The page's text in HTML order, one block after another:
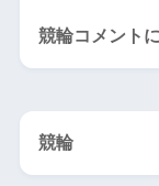
競輪コメント
競輪